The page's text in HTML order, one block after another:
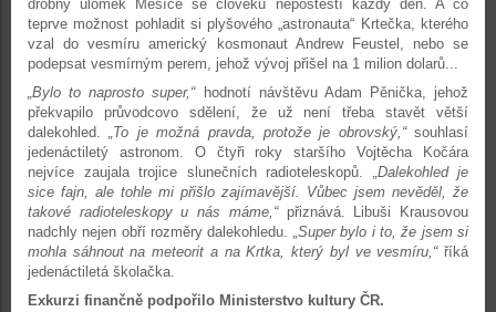
drobný úlomek Měsíce se člověku nepoštěstí každý den. A co
teprve možnost pohladit si plyšového „astronauta“ Krtečka, kterého
vzal do vesmíru americký kosmonaut Andrew Feustel, nebo se
podepsat vesmírným perem, jehož vývoj přišel na 1 milion dolarů...
„Bylo to naprosto super,“ hodnotí návštěvu Adam Pěnička, jehož
překvapilo průvodcovo sdělení, že už není třeba stavět větší
dalekohled.„To je možná pravda, protože je obrovský,“souhlasí
jedenáctiletý astronom. O čtyři roky staršího Vojtěcha Kočára
nejvíce zaujala trojice slunečních radioteleskopů. „Dalekohled je
sice fajn, ale tohle mi přišlo zajímavější. Vůbec jsem nevěděl, že
takové radioteleskopy u nás máme,“ přiznává. Libuši Krausovou
nadchly nejen obří rozměry dalekohledu. „Super bylo i to, že jsem si
mohla sáhnout na meteorit a na Krtka, který byl ve vesmíru,“říká
jedenáctiletá školačka.
Exkurzi finančně podpořilo Ministerstvo kultury ČR.